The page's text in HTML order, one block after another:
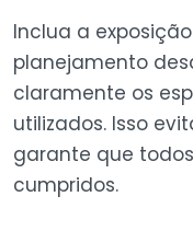
Inclua a
planejamento
claramente os
utilizados. Isso
garante que
cumpridos.